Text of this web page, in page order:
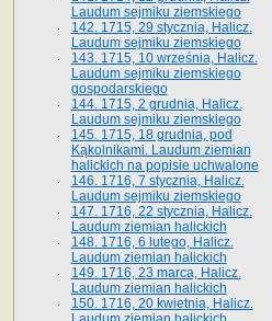
Laudum sejmiku ziemskiego
142. 1715, 29 stycznia, Halicz.
Laudum sejmiku ziemskiego
143. 1715, 10 września, Halicz.
Laudum sejmiku ziemskiego
gospodarskiego
144. 1715, 2 grudnia, Halicz.
Laudum sejmiku ziemskiego
145. 1715, 18 grudnia, pod
Kąkolnikami. Laudum ziemian
halickich na popisie uchwalone
146. 1716, 7 stycznia, Halicz.
Laudum sejmiku ziemskiego
147. 1716, 22 stycznia, Halicz.
Laudum ziemian halickich
148. 1716, 6 lutego, Halicz.
Laudum ziemian halickich
149. 1716, 23 marca, Halicz.
Laudum ziemian halickich
150. 1716, 20 kwietnia, Halicz.